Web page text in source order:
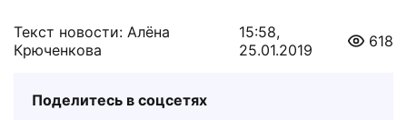
Текст новости: Алёна
Крюченкова
15:58,
25.01.2019
618
Поделитесь в соцсетях